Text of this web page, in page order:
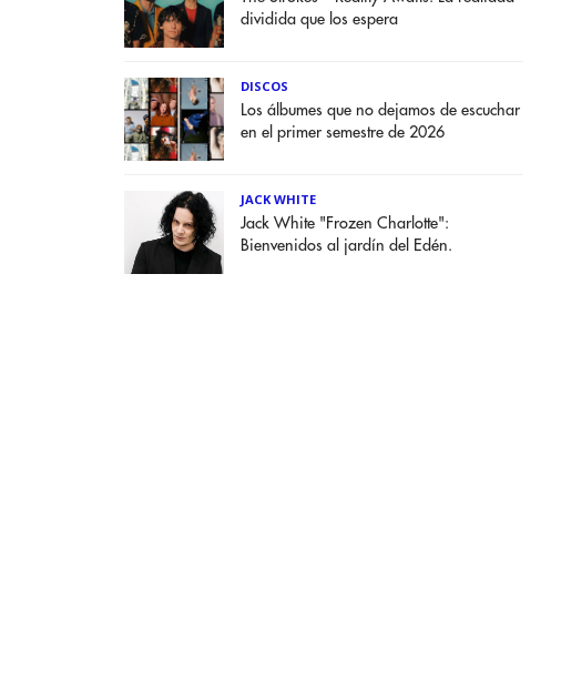
dividida que los espera
DISCOS
Los álbumes que no dejamos de escuchar
en el primer semestre de 2026
JACK WHITE
Jack White "Frozen Charlotte":
Bienvenidos al jardín del Edén.